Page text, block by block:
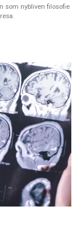
som nybliven filosofie